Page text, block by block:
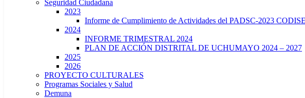
Seguridad Ciudadana
2023
Informe de Cumplimiento de Actividades del PADSC-2023
2024
INFORME TRIMESTRAL 2024
PLAN DE ACCIÓN DISTRITAL DE UCHUMAYO 2024 – 2027
2025
2026
PROYECTO CULTURALES
Programas Sociales y Salud
Demuna